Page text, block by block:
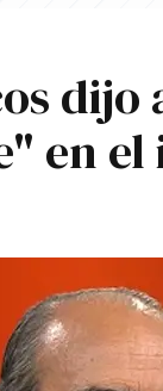
dijo
en el